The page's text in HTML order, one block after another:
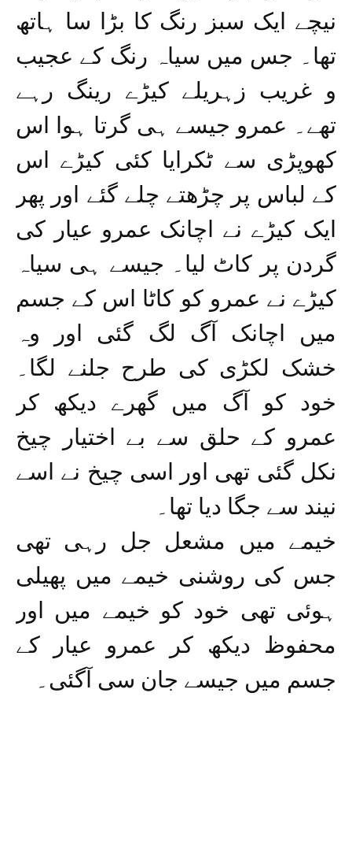
نیچے ایک سبز رنگ کا بڑا سا ہاتھ
تھا۔ جس میں سیاہ رنگ کے عجیب
و غریب زہریلے کیڑے رینگ رہے
تھے۔ عمرو جیسے ہی گرتا ہوا اس
کھوپڑی سے ٹکرایا کئی کیڑے اس
کے لباس پر چڑھتے چلے گئے اور پھر
ایک کیڑے نے اچانک عمرو عیار کی
گردن پر کاٹ لیا۔ جیسے ہی سیاہ
کیڑے نے عمرو کو کاٹا اس کے جسم
میں اچانک آگ لگ گئی اور وہ
خشک لکڑی کی طرح جلنے لگا۔
خود کو آگ میں گھرے دیکھ کر
عمرو کے حلق سے بے اختیار چیخ
نکل گئی تھی اور اسی چیخ نے اسے
نیند سے جگا دیا تھا۔
خیمے میں مشعل جل رہی تھی
جس کی روشنی خیمے میں پھیلی
ہوئی تھی خود کو خیمے میں اور
محفوظ دیکھ کر عمرو عیار کے
جسم میں جیسے جان سی آگئی۔